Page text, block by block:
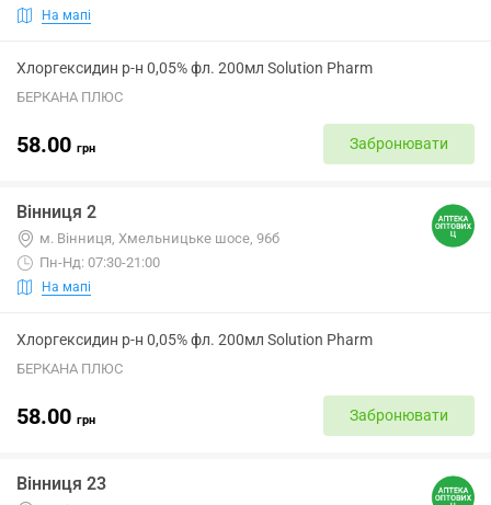
На мапі
Хлоргексидин р-н 0,05% фл. 200мл Solution Pharm
БЕРКАНА ПЛЮС
58.00 грн Забронювати
Вінниця 2
м. Вінниця, Хмельницьке шосе, 96б
Пн-Нд: 07:30-21:00
На мапі
Хлоргексидин р-н 0,05% фл. 200мл Solution Pharm
БЕРКАНА ПЛЮС
58.00 грн Забронювати
Вінниця 23